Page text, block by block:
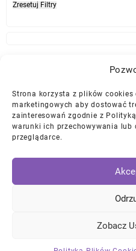
Strona korzysta z plików cookies
marketingowych aby dostować
zainteresowań zgodnie z
warunki ich przechowywania lub
przeglądarce.
Zobacz
Zresetuj Filtry
Najlepszej Jakości Części
Polityka
Regulamin
© 2026
Designed by